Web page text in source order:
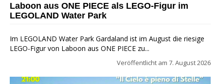
Laboon aus ONE PIECE als LEGO-Figur im
LEGOLAND Water Park
Im LEGOLAND Water Park Gardaland ist im August die riesige
LEGO-Figur von Laboon aus ONE PIECE zu...
Veröffentlicht am 7. August 2026